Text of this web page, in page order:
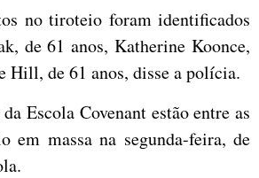
no tiroteio foram identificados
de 61 anos, Katherine Koonce,
Hill, de 61 anos, disse a polícia.
Escola Covenant estão entre as
em massa na segunda-feira, de